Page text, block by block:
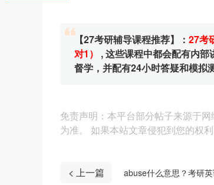
【27考研辅导课程推荐】： 27考
对1）
, 这些课程中都会配有内
督学，并配有24小时答疑和模拟
免责声明：本平台部分帖子来源于
为准。 如果本站文章侵犯到您的权
< 上一篇 abuse什么意思？考研